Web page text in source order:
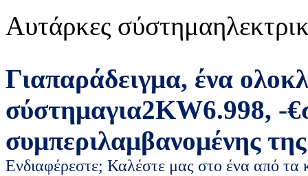
Αυτάρκες σύστημα
Γιαπαράδειγμα, ένα
σύστημαγια2KW6.998, -€
συμπεριλαμβανομένης
Ενδιαφέρεστε; Καλέστε μας στο ένα από τα